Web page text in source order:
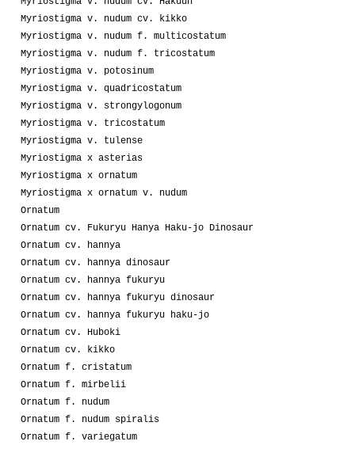
Myriostigma v. nudum cv. kikko
Myriostigma v. nudum f. multicostatum
Myriostigma v. nudum f. tricostatum
Myriostigma v. potosinum
Myriostigma v. quadricostatum
Myriostigma v. strongylogonum
Myriostigma v. tricostatum
Myriostigma v. tulense
Myriostigma x asterias
Myriostigma x ornatum
Myriostigma x ornatum v. nudum
Ornatum
Ornatum cv. Fukuryu Hanya Haku-jo Dinosaur
Ornatum cv. hannya
Ornatum cv. hannya dinosaur
Ornatum cv. hannya fukuryu
Ornatum cv. hannya fukuryu dinosaur
Ornatum cv. hannya fukuryu haku-jo
Ornatum cv. Huboki
Ornatum cv. kikko
Ornatum f. cristatum
Ornatum f. mirbelii
Ornatum f. nudum
Ornatum f. nudum spiralis
Ornatum f. variegatum